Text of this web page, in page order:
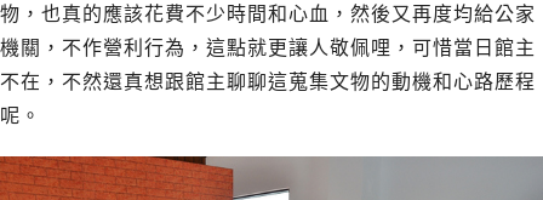
物，也真的應該花費不少時間和心血，然後又再度均給公家
機關，不作營利行為，這點就更讓人敬佩哩，可惜當日館主
不在，不然還真想跟館主聊聊這蒐集文物的動機和心路歷程
呢。